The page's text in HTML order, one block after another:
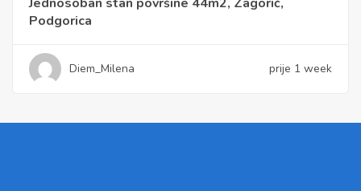
Podgorica
Diem_Milena prije 1 week